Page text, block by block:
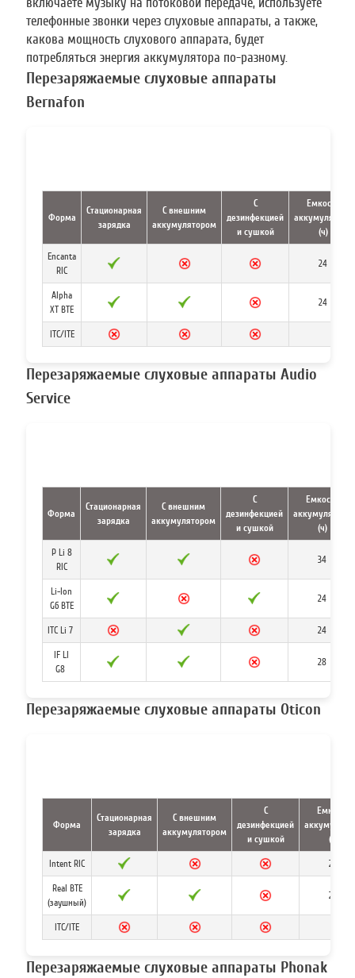
телефонные звонки через слуховые аппараты, а также,
какова мощность слухового аппарата, будет
потребляться энергия аккумулятора по-разному.
Перезаряжаемые слуховые аппараты
Bernafon
Форма
Стационарная
зарядка
С внешним
аккумулятором
С
дезинфекцией
и сушкой
Емкость
аккумулятора
(ч)
Encanta
RIC
24
Alpha
XT BTE
24
ITC/ITE
Перезаряжаемые слуховые аппараты Audio
Service
Форма
Стационарная
зарядка
С внешним
аккумулятором
С
дезинфекцией
и сушкой
Емкость
аккумулятора
(ч)
Р Li 8
RIC
34
Li-Ion
G6 BTE
24
ITC Li 7 24
IF LI
G8
28
Перезаряжаемые слуховые аппараты Oticon
Форма
Стационарная
зарядка
С внешним
аккумулятором
С
дезинфекцией
и сушкой
Емкость
(ч)
Intent RIC 24
Real BTE
(заушный)
24
ITC/ITE
Перезаряжаемые слуховые аппараты Phonak